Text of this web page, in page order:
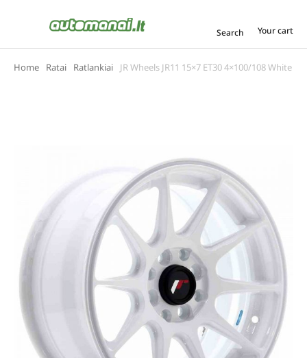
Search Your cart
You are here:
Home Ratai Ratlankiai JR Wheels JR11 15×7 ET30 4×100/108 White